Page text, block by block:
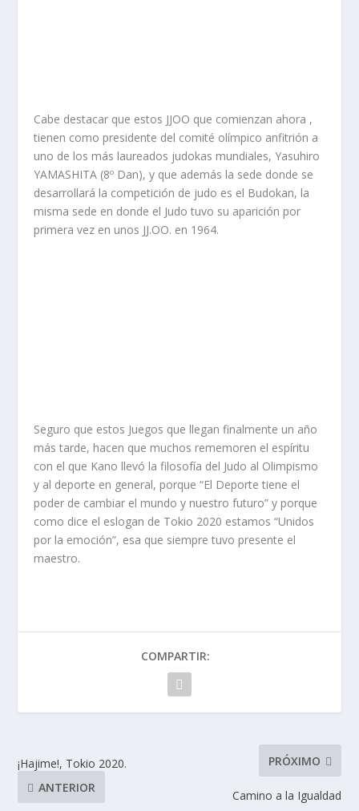
Cabe destacar que estos JJOO que comienzan ahora ,
tienen como presidente del comité olímpico anfitrión a
uno de los más laureados judokas mundiales, Yasuhiro
YAMASHITA (8º Dan), y que además la sede donde se
desarrollará la competición de judo es el Budokan, la
misma sede en donde el Judo tuvo su aparición por
primera vez en unos JJ.OO. en 1964.
Seguro que estos Juegos que llegan finalmente un año
más tarde, hacen que muchos rememoren el espíritu
con el que Kano llevó la filosofía del Judo al Olimpismo
y al deporte en general, porque “El Deporte tiene el
poder de cambiar el mundo y nuestro futuro” y porque
como dice el eslogan de Tokio 2020 estamos “Unidos
por la emoción”, esa que siempre tuvo presente el
maestro.
COMPARTIR:
¡Hajime!, Tokio 2020.
ANTERIOR
PRÓXIMO
Camino a la Igualdad